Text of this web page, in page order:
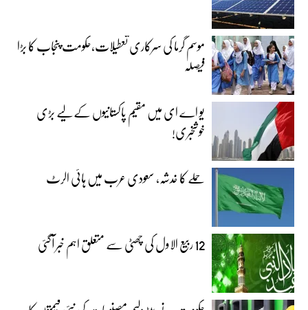
موسم گرما کی سرکاری تعطیلات،حکومت پنجاب کا بڑا
فیصلہ
یو اے ای میں مقیم پاکستانیوں کے لیے بڑی
خوشخبری!
حملے کا خدشہ، سعودی عرب میں ہائی الرٹ
12 ربیع الاول کی چھٹی سے متعلق اہم خبر آگئی